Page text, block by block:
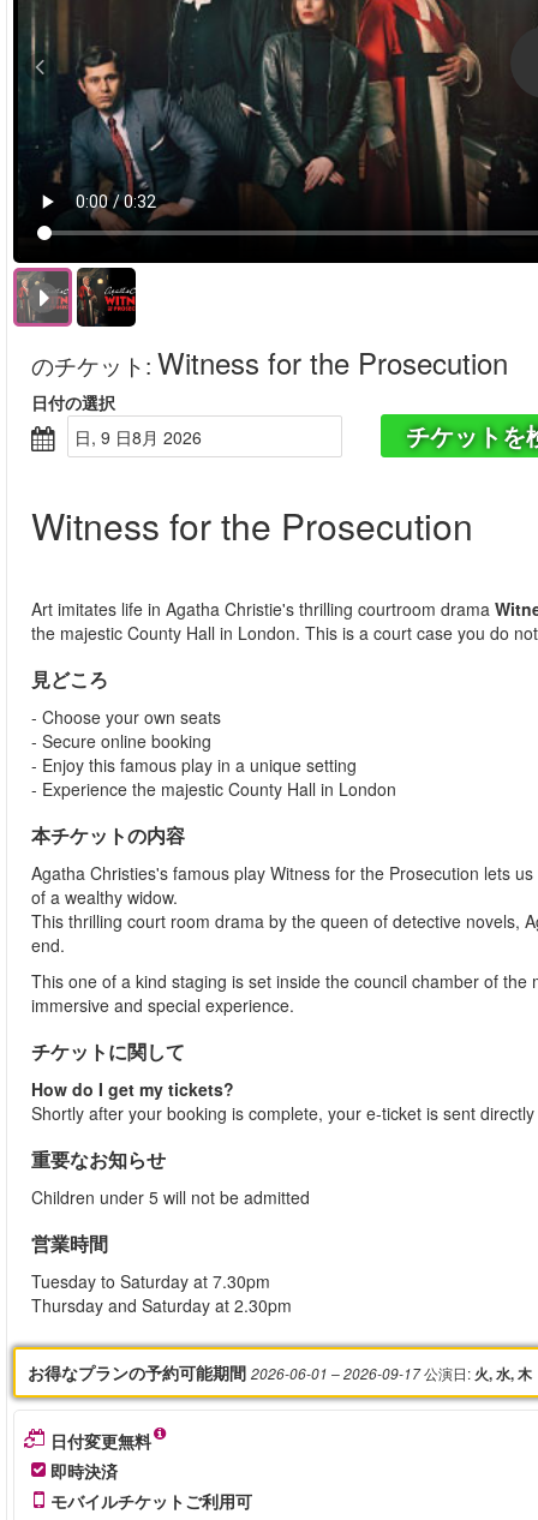
のチケット: Witness for the Prosecution
日付の選択
日, 9 日8月 2026
チケットを
Witness for the Prosecution
Art imitates life in Agatha Christie's thrilling courtroom drama
the majestic County Hall in London. This is a court case you do
見どころ
- Choose your own seats
- Secure online booking
- Enjoy this famous play in a unique setting
- Experience the majestic County Hall in London
本チケットの内容
Agatha Christies's famous play Witness for the Prosecution lets
of a wealthy widow.
This thrilling court room drama by the queen of detective novels,
end.
This one of a kind staging is set inside the council chamber of
immersive and special experience.
チケットに関して
How do I get my tickets?
Shortly after your booking is complete, your e-ticket is sent
重要なお知らせ
Children under 5 will not be admitted
営業時間
Tuesday to Saturday at 7.30pm
Thursday and Saturday at 2.30pm
お得なプランの予約可能期間 2026-06-01 – 2026-09-17公演日: 火, 水, 木
日付変更無料
即時決済
モバイルチケットご利用可